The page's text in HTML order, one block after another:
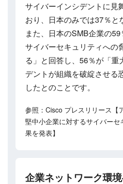
サイバーインシデントに見
おり、日本のみでは37％と
また、日本のSMB企業の
サイバーセキュリティへの
る」と回答し、56％が「重
デントが組織を破綻させる
したとのことです。
参照：Cisco プレスリリース【
堅中小企業に対するサイバー
果を発表】
企業ネットワーク環